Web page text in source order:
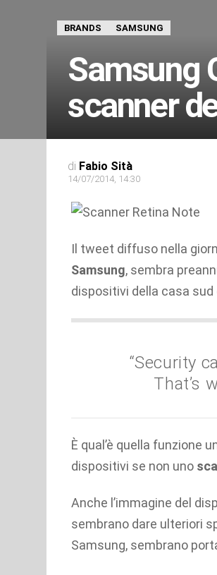
BRANDS SAMSUNG
Samsung
scanner
di Fabio Sità
14/07/2014, 14:30
Il tweet diffuso nella
Samsung, sembra
dispositivi della casa sud
“Security
That’s
È qual’è quella funzione
dispositivi se non uno
Anche l’immagine del
sembrano dare ulteriori
Samsung, sembrano